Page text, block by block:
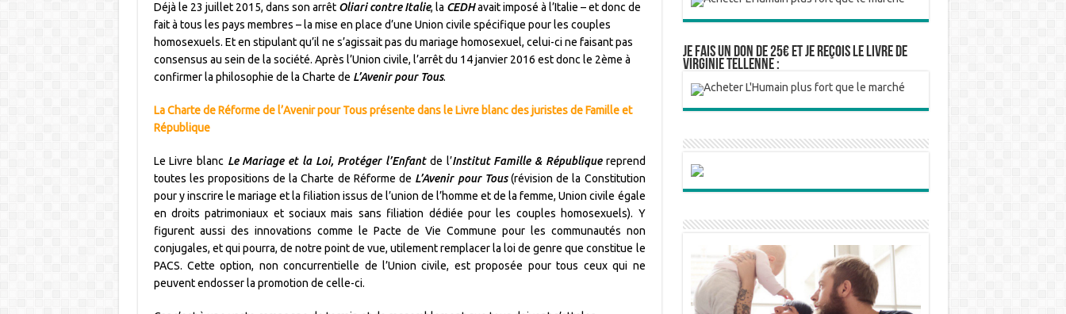
Déjà le 23 juillet 2015, dans son arrêt Oliari contre Italie, la CEDHavait imposé à l’Italie – et donc de
fait à tous les pays membres – la mise en place d’une Union civile spécifique pour les couples
homosexuels. Et en stipulant qu’il ne s’agissait pas du mariage homosexuel, celui-ci ne faisant pas
consensus au sein de la société. Après l’Union civile, l’arrêt du 14 janvier 2016 est donc le 2ème à
confirmer la philosophie de la Charte de L’Avenir pour Tous.
La Charte de Réforme de l’Avenir pour Tous présente dans le Livre blanc des juristes de Famille et
République
Le Livre blanc Le Mariage et la Loi, Protéger l’Enfantde l’Institut Famille & République reprend
toutes les propositions de la Charte de Réforme de L’Avenir pour Tous(révision de la Constitution
pour y inscrire le mariage et la filiation issus de l’union de l’homme et de la femme, Union civile égale
en droits patrimoniaux et sociaux mais sans filiation dédiée pour les couples homosexuels). Y
figurent aussi des innovations comme le Pacte de Vie Commune pour les communautés non
conjugales, et qui pourra, de notre point de vue, utilement remplacer la loi de genre que constitue le
PACS. Cette option, non concurrentielle de l’Union civile, est proposée pour tous ceux qui ne
peuvent endosser la promotion de celle-ci.
Je fais un don de 25€ et je reçois le livre de
Virginie Tellenne :